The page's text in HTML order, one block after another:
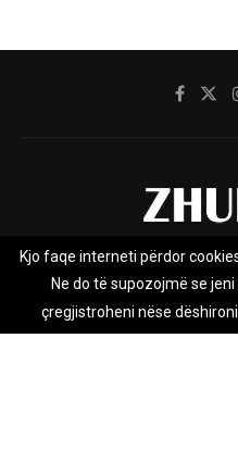
Rreth nesh
Zhurnal.mk është Agjenci e
Kjo faqe interneti përdor
Ne do të supozojmë se
çregjistroheni nëse dëshironi.